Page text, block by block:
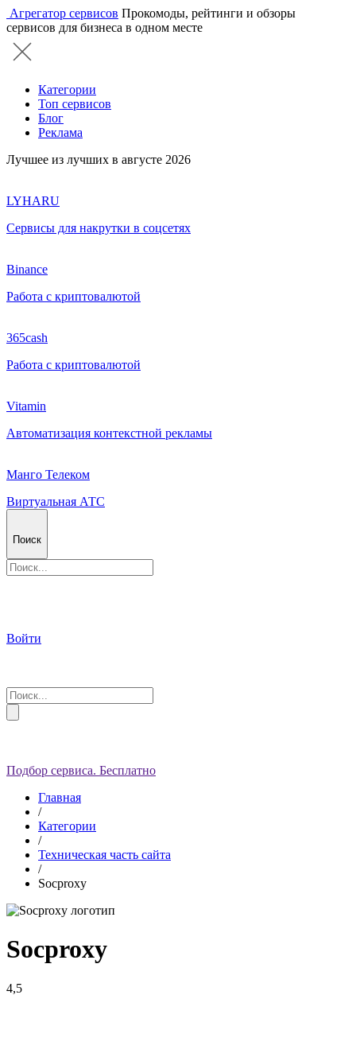
Агрегатор сервисов Прокомоды, рейтинги и обзоры
сервисов для бизнеса в одном месте
Категории
Топ сервисов
Блог
Реклама
Лучшее из лучших в августе 2026
LYHARU
Сервисы для накрутки в соцсетях
Binance
Работа с криптовалютой
365cash
Работа с криптовалютой
Vitamin
Автоматизация контекстной рекламы
Манго Телеком
Виртуальная АТС
Поиск
Войти
Подбор сервиса. Бесплатно
Главная
/
Категории
/
Техническая часть сайта
/
Socproxy
Socproxy
4,5